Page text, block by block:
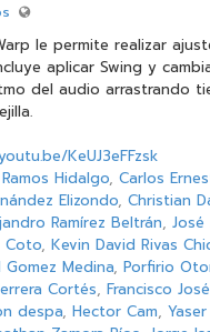
le permite realizar
aplicar Swing y
del audio arrastrando
KeUJ3eFFzsk
Hidalgo, Carlos
Elizondo, Christian
Ramírez Beltrán, José
Coto, Kevin David Rivas
Medina, Porfirio
Cortés, Francisco
despa, Hector Cam,